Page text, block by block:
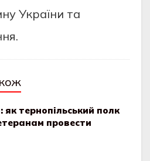
України та
як тернопільський полк
провести